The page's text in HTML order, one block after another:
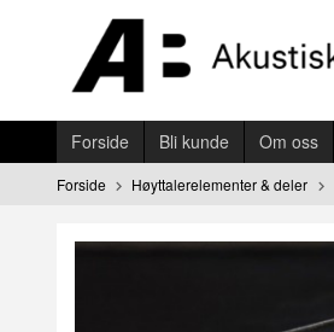
Forside Bli kunde Om oss
Forside Høyttalerelementer & deler